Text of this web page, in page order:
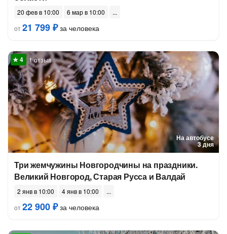
20 фев в 10:00
6 мар в 10:00
от21 799 ₽за человека
На автобусе
3 дня
1 отзыв
Три жемчужины Новгородчины на праздники.
Великий Новгород, Старая Русса и Валдай
2 янв в 10:00
4 янв в 10:00
от22 900 ₽за человека